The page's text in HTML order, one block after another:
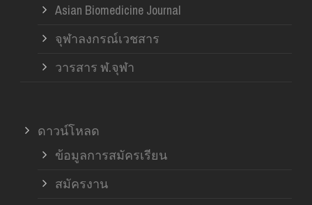
Asian Biomedicine Journal
จุฬาลงกรณ์เวชสาร
วารสาร ฬ.จุฬา
ดาวน์โหลด
ข้อมูลการสมัครเรียน
สมัครงาน